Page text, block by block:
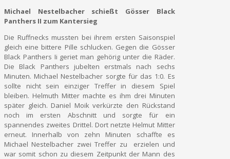
Michael Nestelbacher schießt Gösser Black
Panthers II zum Kantersieg
Die Ruffnecks mussten bei ihrem ersten Saisonspiel
gleich eine bittere Pille schlucken. Gegen die Gösser
Black Panthers Ii geriet man gehörig unter die Räder.
Die Black Panthers jubelten erstmals nach sechs
Minuten. Michael Nestelbacher sorgte für das 1:0. Es
sollte nicht sein einziger Treffer in diesem Spiel
bleiben. Helmuth Mitter machte es ihm drei Minuten
später gleich. Daniel Moik verkürzte den Rückstand
noch im ersten Abschnitt und sorgte für ein
spannendes zweites Drittel. Dort netzte Helmut Mitter
erneut. Innerhalb von zehn Minuten schaffte es
Michael Nestelbacher zwei Treffer zu erzielen und
war somit schon zu diesem Zeitpunkt der Mann des